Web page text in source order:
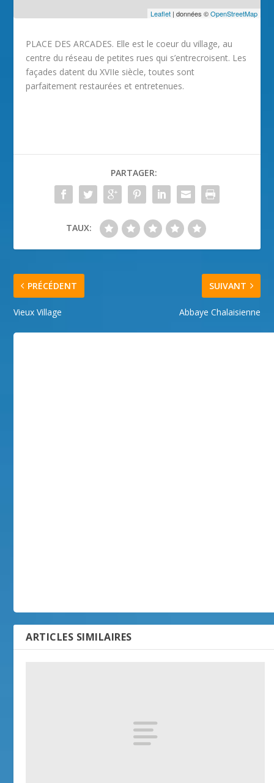
Leaflet| données ©OpenStreetMap
PLACE DES ARCADES. Elle est le coeur du village, au
centre du réseau de petites rues qui s’entrecroisent. Les
façades datent du XVIIe siècle, toutes sont
parfaitement restaurées et entretenues.
PARTAGER:
TAUX:
PRÉCÉDENT
Vieux Village
SUIVANT
Abbaye Chalaisienne
ARTICLES SIMILAIRES